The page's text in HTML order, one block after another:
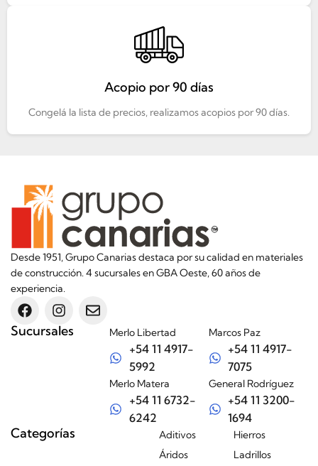
Acopio por 90 días
Congelá la lista de precios, realizamos acopios por 90 días.
Desde 1951, Grupo Canarias destaca por su calidad en materiales
de construcción. 4 sucursales en GBA Oeste, 60 años de
experiencia.
Sucursales Merlo Libertad
+54 11 4917-
5992
Merlo Matera
+54 11 6732-
6242
Marcos Paz
+54 11 4917-
7075
General Rodríguez
+54 11 3200-
1694
Categorías
Aditivos
Áridos
Hierros
Ladrillos